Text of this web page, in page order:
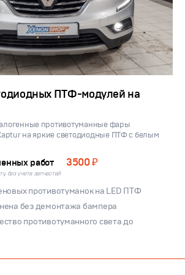
ПТФ-модулей на
противотуманные фары
на яркие светодиодные ПТФ с белым
работ 3500 ₽
без учета запчастей
противотуманок на LED ПТФ
без демонтажа бампера
противотуманного света до